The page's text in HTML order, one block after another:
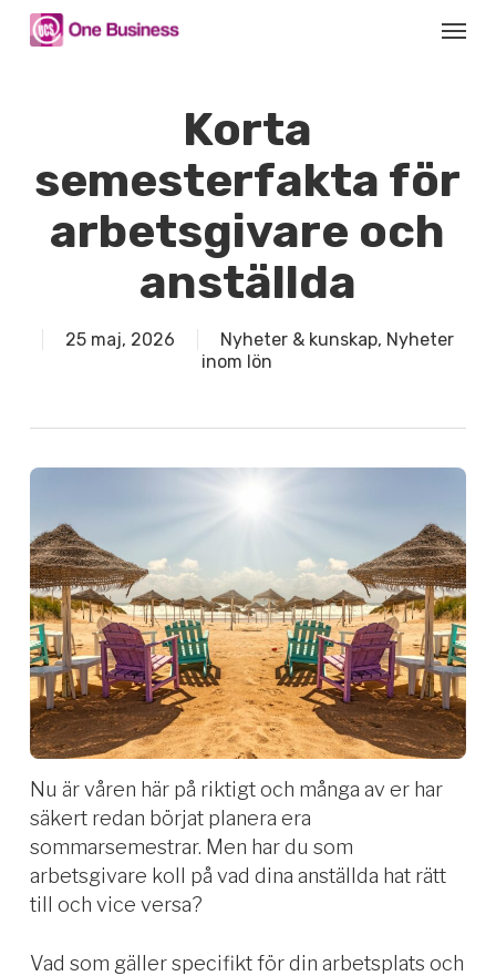
Menu
Korta
semesterfakta för
arbetsgivare och
anställda
25 maj, 2026 Nyheter & kunskap, Nyheter
inom lön
Nu är våren här på riktigt och många av er har
säkert redan börjat planera era
sommarsemestrar. Men har du som
arbetsgivare koll på vad dina anställda hat rätt
till och vice versa?
Vad som gäller specifikt för din arbetsplats och